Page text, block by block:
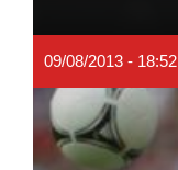
09/08/2013 - 18:52